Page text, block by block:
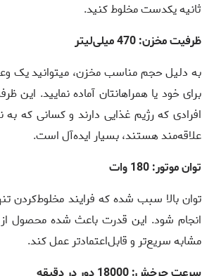
ثانیه یکدست مخلوط کنید.
ظرفیت مخزن: 470 میلی‌لیتر
به دلیل حجم مناسب مخزن، میتوانید یک
برای خود یا همراهانتان آماده نمایید. این
افرادی که رژیم غذایی دارند و کسانی که
علاقه‌مند هستند، بسیار ایده‌آل است.
توان موتور: 180 وات
انجام شود. این قدرت باعث شده محصول
مشابه سریع‌تر و قابل‌اعتمادتر عمل کند.